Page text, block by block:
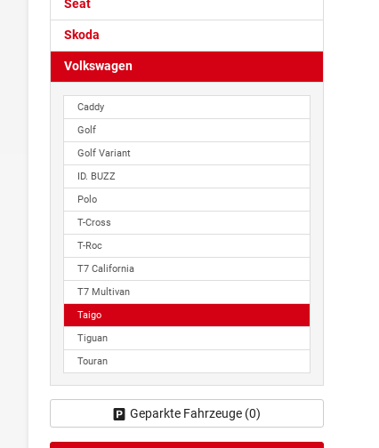
Seat
Skoda
Volkswagen
Caddy
Golf
Golf Variant
ID. BUZZ
Polo
T-Cross
T-Roc
T7 California
T7 Multivan
Taigo
Tiguan
Touran
Geparkte Fahrzeuge (0)